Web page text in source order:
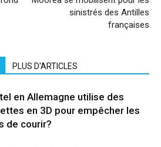
sinistrés des Antilles
françaises
PLUS D'ARTICLES
en Allemagne utilise des
en 3D pour empêcher les
de courir?